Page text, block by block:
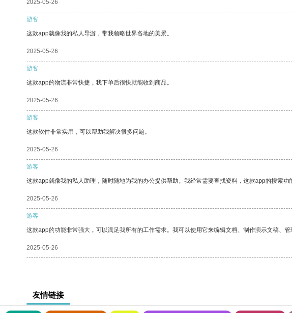
2025-05-26
游客
这款app就像我的私人导游，带我领略世界各地的美景。
2025-05-26
游客
这款app的物流非常快捷，我下单后很快就能收到商品。
2025-05-26
游客
这款软件非常实用，可以帮助我解决很多问题。
2025-05-26
游客
这款app就像我的私人助理，随时随地为我的办公提供帮助。我经常需要查找资料，这款app的搜索功
2025-05-26
游客
这款app的功能非常强大，可以满足我所有的工作需求。我可以使用它来编辑文档、制作演示文稿、管
2025-05-26
友情链接